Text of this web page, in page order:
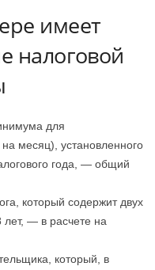
имеет
налоговой
для
месяц), установленного
года, — общий
который содержит двух
лет, — в расчете на
который, в